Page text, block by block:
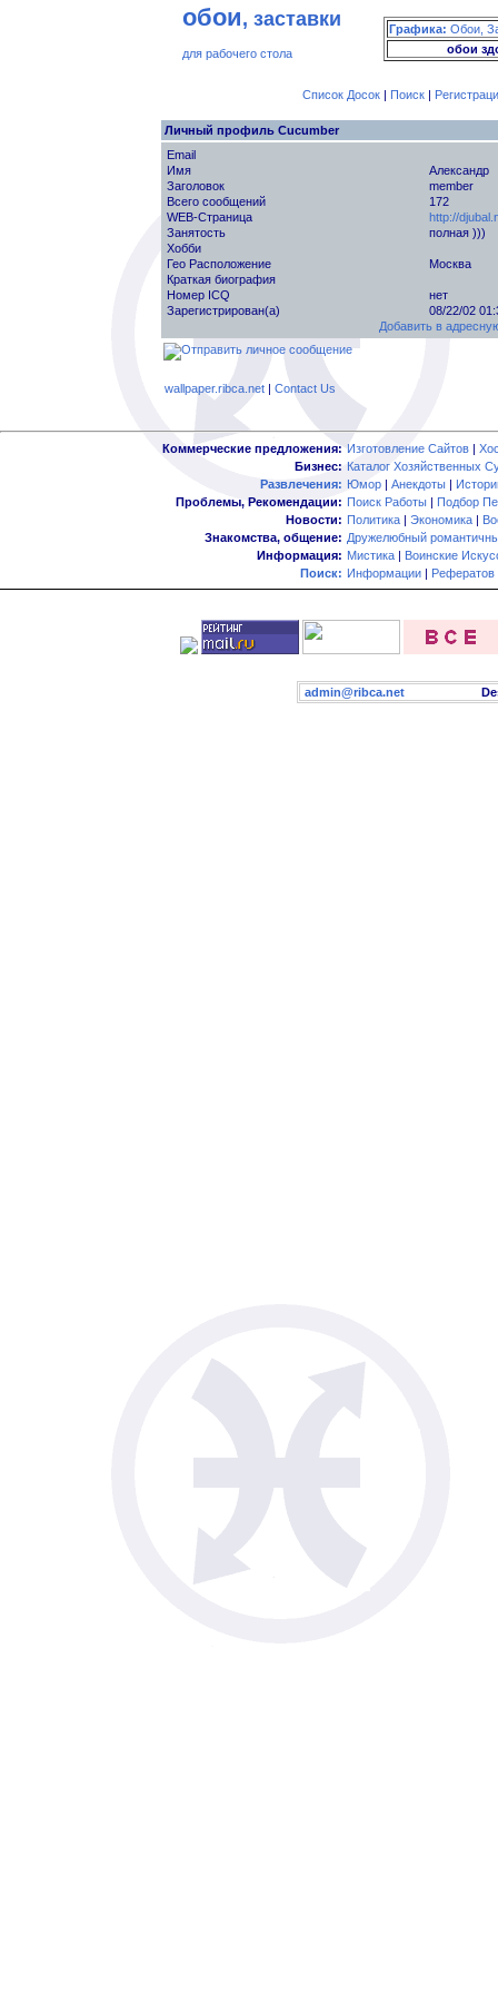
обои, заставки
для рабочего стола
Графика: Обои,
обои
Список Досок | Поиск |
Личный профиль Cucumber
Email
Имя
Александр
Заголовок
member
Всего сообщений
172
WEB-Страница
http://
Занятость
полная )))
Хобби
Гео Расположение
Москва
Краткая биография
Номер ICQ
нет
Зарегистрирован(а)
08/22/02
Добавить в
wallpaper.ribca.net| Contact Us
Коммерческие предложения: Изготовление Сайтов |
Бизнес: Каталог Хозяйственных
Развлечения: Юмор | Анекдоты |
Проблемы, Рекомендации: Поиск Работы | Подбор
Новости: Политика | Экономика |
Знакомства, общение: Дружелюбный
Информация: Мистика | Воинские
Поиск: Информации | Рефератов
admin@ribca.net